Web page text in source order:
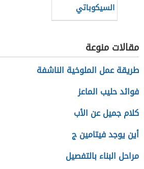
السيكوباتي
مقالات منوعة
طريقة عمل الملوخية الناشفة
فوائد حليب الماعز
كلام جميل عن الأب
أين يوجد فيتامين ج
مراحل البناء بالتفصيل